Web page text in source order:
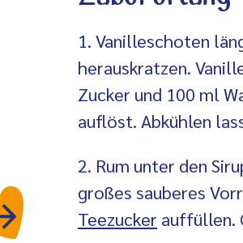
1. Vanilleschoten
herauskratzen.
Zucker und 100 ml
auflöst. Abkühlen
2. Rum unter den
großes sauberes
Teezucker auffüllen.